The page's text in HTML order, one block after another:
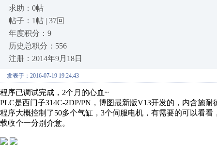
求助：0帖
帖子：1帖 | 37回
年度积分：9
历史总积分：556
注册：2014年9月18日
发表于：2016-07-19 19:24:43
程序已调试完成，2个月的心血~
PLC是西门子314C-2DP/PN，博图最新版V13开发的，内含施
程序大概控制了50多个气缸，3个伺服电机，有需要的可以看
载收个一分别介意。